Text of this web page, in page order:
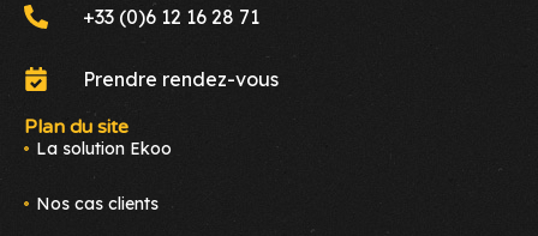
+33 (0)6 12 16 28 71
Prendre rendez-vous
Plan du site
La solution Ekoo
Nos cas clients